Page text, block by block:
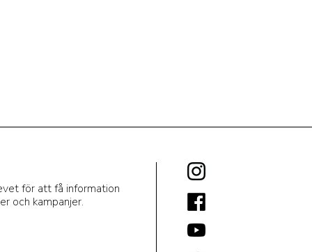
för att få information
och kampanjer.